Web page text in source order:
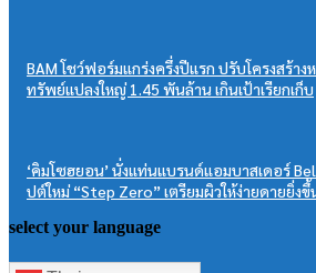
BAM โชว์ฟอร์มแกร่งครึ่งปีแรก ปรับโครงสร้า
ทรัพย์แปลงใหญ่ 1.45 พันล้าน เกินเป้าเรียกเก็บ
‘คิมโซฮยอน’ นั่งแท่นแบรนด์แอมบาสเดอร์
ปต์ใหม่ “Step Zero” เตรียมผิวให้ง่ายดายยิ่งขึ้
select your language